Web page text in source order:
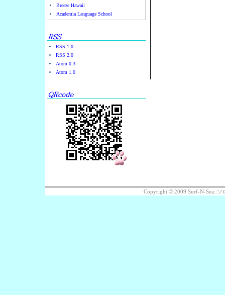
Breeze Hawaii
Academia Language School
RSS 1.0
RSS 2.0
Atom 0.3
Atom 1.0
Copyright © 2009 Surf-N-Sea::